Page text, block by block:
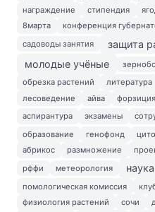
награждение
стипендия
8марта
конференция
садоводы занятия
защита
молодые учёные
обрезка растений
литература
лесоведение
айва форзиция
аспирантура
экзамены
образование генофонд
абрикос
размножение
рффи
метеорология наука
помологическая комиссия
физиология растений
сочи